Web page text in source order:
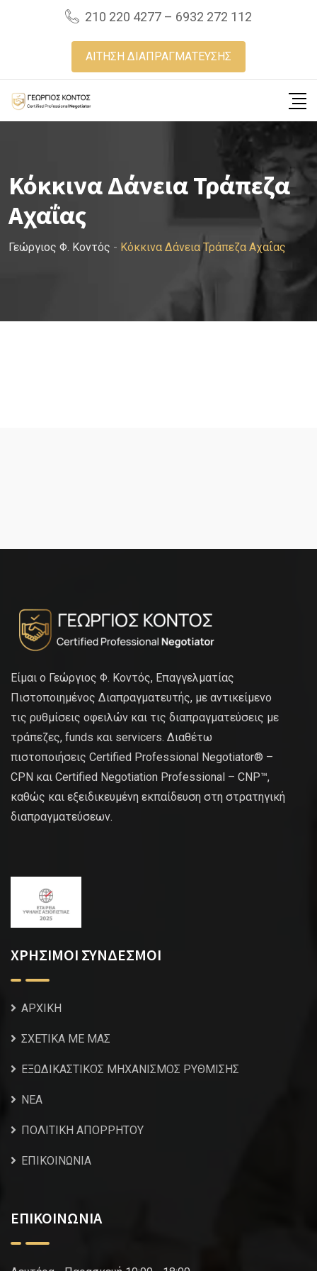
210 220 4277 – 6932 272 112
ΑΙΤΗΣΗ ΔΙΑΠΡΑΓΜΑΤΕΥΣΗΣ
Κόκκινα Δάνεια Τράπεζα
Αχαΐας
Γεώργιος Φ. Κοντός - Κόκκινα Δάνεια Τράπεζα Αχαΐας
Είμαι ο Γεώργιος Φ. Κοντός, Επαγγελματίας
Πιστοποιημένος Διαπραγματευτής, με αντικείμενο
τις ρυθμίσεις οφειλών και τις διαπραγματεύσεις με
τράπεζες, funds και servicers. Διαθέτω
πιστοποιήσεις Certified Professional Negotiator® –
CPN και Certified Negotiation Professional – CNP™,
καθώς και εξειδικευμένη εκπαίδευση στη στρατηγική
διαπραγματεύσεων.
ΧΡΗΣΙΜΟΙ ΣΥΝΔΕΣΜΟΙ
ΑΡΧΙΚΗ
ΣΧΕΤΙΚΑ ΜΕ ΜΑΣ
ΕΞΩΔΙΚΑΣΤΙΚΟΣ ΜΗΧΑΝΙΣΜΟΣ ΡΥΘΜΙΣΗΣ
NEA
ΠΟΛΙΤΙΚΗ ΑΠΟΡΡΗΤΟΥ
ΕΠΙΚΟΙΝΩΝΙΑ
ΕΠΙΚΟΙΝΩΝΙΑ